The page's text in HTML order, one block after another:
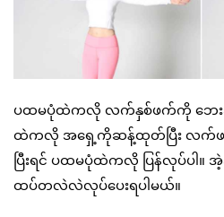
ပထမပုံထဲကလို လက်နှစ်ဖက်ကို ဘေးဆ
ထဲကလို အရှေ့ကိုဆန့်ထုတ်ပြီး လက်ဖဝါ
ပြီးရင် ပထမပုံထဲကလို ပြန်လုပ်ပါ။
ထပ်တလဲလဲလုပ်ပေးရပါမယ်။